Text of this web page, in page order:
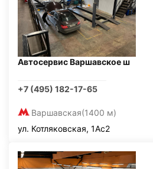
Автосервис Варшавское ш
+7 (495) 182-17-65
Варшавская(1400 м)
ул. Котляковская, 1Ас2